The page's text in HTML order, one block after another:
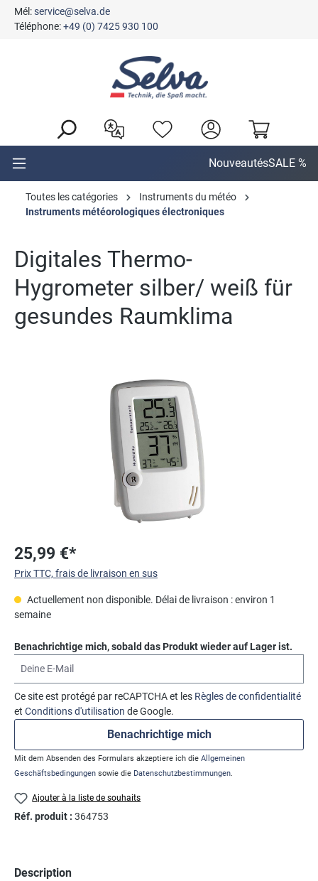
principal
Mél:service@selva.de
Téléphone:+49 (0) 7425 930 100
NouveautésSALE %
Toutes les catégories
Instruments du météo
Instruments météorologiques électroniques
Digitales Thermo-
Hygrometer silber/ weiß für
gesundes Raumklima
25,99 €*
Prix TTC, frais de livraison en sus
Actuellement non disponible. Délai de livraison : environ 1
semaine
Benachrichtige mich, sobald das Produkt wieder auf Lager ist.
Ce site est protégé par reCAPTCHA et les Règles de confidentialité
et Conditions d'utilisation de Google.
Benachrichtige mich
Mit dem Absenden des Formulars akzeptiere ich die Allgemeinen
Geschäftsbedingungen sowie die Datenschutzbestimmungen.
Ajouter à la liste de souhaits
Réf. produit : 364753
Description